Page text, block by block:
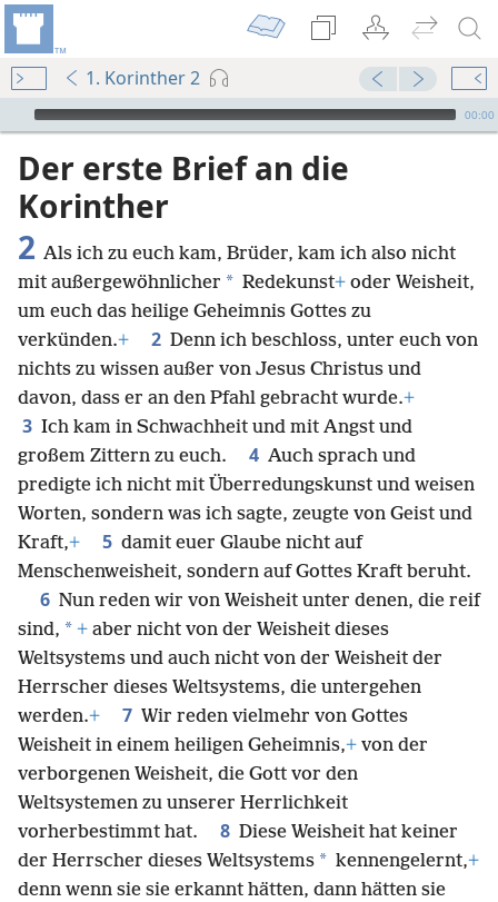
1. Korinther 2
Audio Player
00:00
Der erste Brief an die
Korinther
2 Als ich zu euch kam, Brüder, kam ich also nicht
mit außergewöhnlicher * Redekunst+ oder Weisheit,
um euch das heilige Geheimnis Gottes zu
verkünden.+ 2 Denn ich beschloss, unter euch von
nichts zu wissen außer von Jesus Christus und
davon, dass er an den Pfahl gebracht wurde.+
3 Ich kam in Schwachheit und mit Angst und
großem Zittern zu euch.
4 Auch sprach und
predigte ich nicht mit Überredungskunst und weisen
Worten, sondern was ich sagte, zeugte von Geist und
Kraft,+ 5 damit euer Glaube nicht auf
Menschenweisheit, sondern auf Gottes Kraft beruht.
6 Nun reden wir von Weisheit unter denen, die reif
sind, * + aber nicht von der Weisheit dieses
Weltsystems und auch nicht von der Weisheit der
Herrscher dieses Weltsystems, die untergehen
werden.+ 7 Wir reden vielmehr von Gottes
Weisheit in einem heiligen Geheimnis,+ von der
verborgenen Weisheit, die Gott vor den
Weltsystemen zu unserer Herrlichkeit
vorherbestimmt hat.
8 Diese Weisheit hat keiner
der Herrscher dieses Weltsystems * kennengelernt,+
denn wenn sie sie erkannt hätten, dann hätten sie